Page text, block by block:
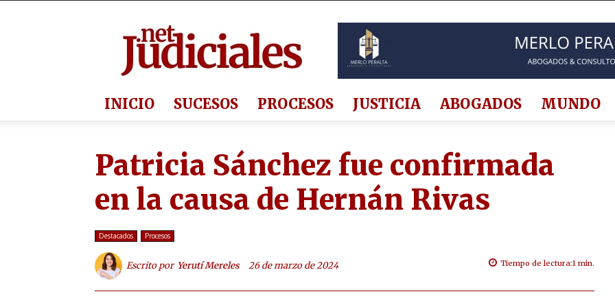
INICIO SUCESOS PROCESOS JUSTICIA ABOGADOS MUNDO
Patricia Sánchez fue confirmada
en la causa de Hernán Rivas
Destacados Procesos
Escrito por Yerutí Mereles 26 de marzo de 2024 Tiempo de lectura:1 min.